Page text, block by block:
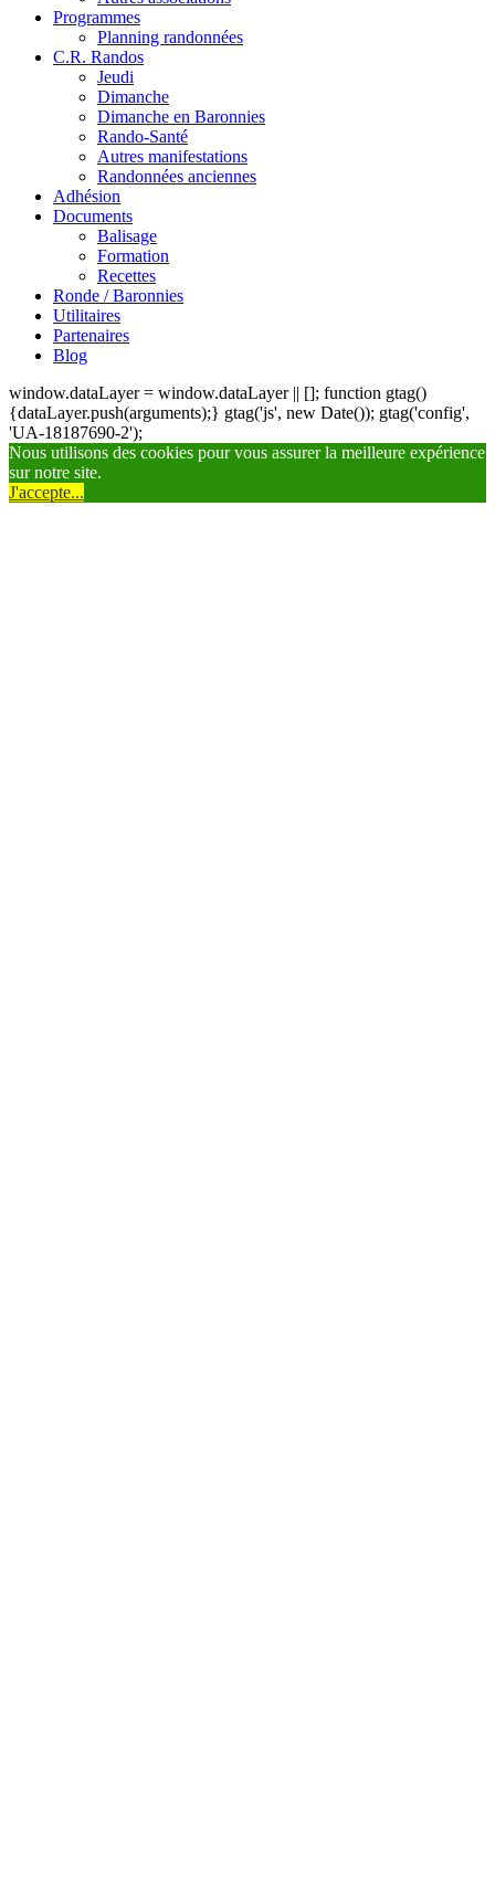
Programmes
Planning randonnées
C.R. Randos
Jeudi
Dimanche
Dimanche en Baronnies
Rando-Santé
Autres manifestations
Randonnées anciennes
Adhésion
Documents
Balisage
Formation
Recettes
Ronde / Baronnies
Utilitaires
Partenaires
Blog
window.dataLayer = window.dataLayer || []; function gtag()
{dataLayer.push(arguments);} gtag('js', new Date()); gtag('config',
'UA-18187690-2');
Nous utilisons des cookies pour vous assurer la meilleure expérience
sur notre site.
J'accepte...